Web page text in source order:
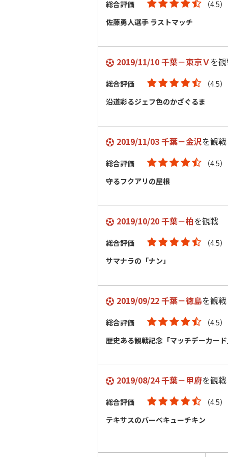
総合評価
（4.5）
佐藤勇人選手 ラストマッチ
2019/11/10 千葉－東京Ｖを
総合評価
（4.5）
沿道彩るジェフ色のかざぐるま
2019/11/03 千葉－金沢を観戦
総合評価
（4.5）
守るフクアリの屋根
2019/10/20 千葉－柏を観戦
総合評価
（4.5）
サマナラの「ナン」
2019/09/22 千葉－徳島を観戦
総合評価
（4.5）
歴史ある観戦記念「マッチデーカー
2019/08/24 千葉－甲府を観戦
総合評価
（4.5）
テキサスのバーベキューチキン